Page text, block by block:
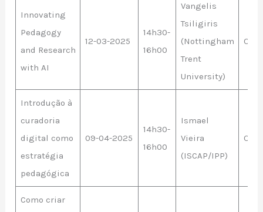
Innovating
Pedagogy
and Research
with AI
12-03-2025
14h30-
16h00
Vangelis
Tsiligiris
(Nottingham
Trent
University)
Introdução à
curadoria
digital como
estratégia
pedagógica
09-04-2025
14h30-
16h00
Ismael
Vieira
(ISCAP/IPP)
Como criar